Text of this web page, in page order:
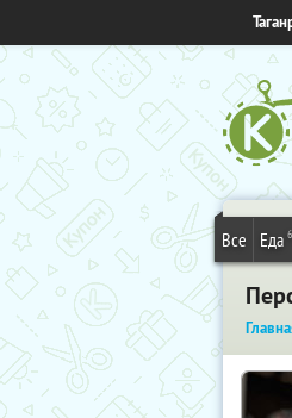
Все Еда 6